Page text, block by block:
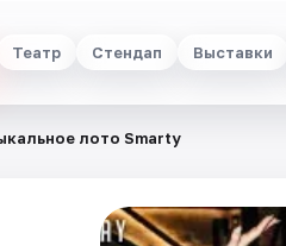
Театр Стендап Выставки
лото Smarty